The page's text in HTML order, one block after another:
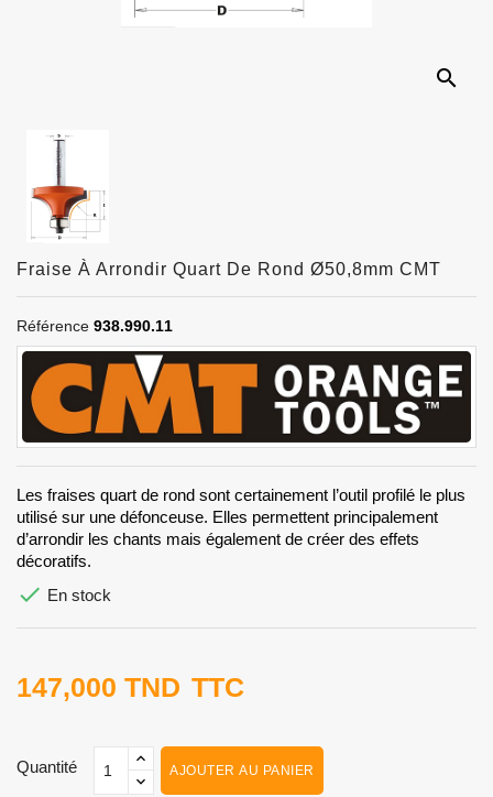
search
Fraise À Arrondir Quart De Rond Ø50,8mm CMT
Référence 938.990.11
Les fraises quart de rond sont certainement l’outil profilé le plus
utilisé sur une défonceuse. Elles permettent principalement
d’arrondir les chants mais également de créer des effets
décoratifs.
 En stock
147,000 TND TTC
Quantité AJOUTER AU PANIER